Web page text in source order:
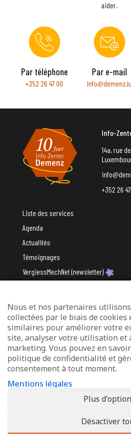
aider.
Par téléphone
+352 26 47 00
Par e-mail
info@demenz.lu
Info-
14a, rue
+352 26
Liste des services
Agenda
Actualités
Témoignages
VergiessMechNet (newsletter)
Avec le soutien du
Mentions légales
Protection des données
Déclaration d’accessibilité
Nous et nos partenaires
collectées par le biais de cookies
similaires pour améliorer votre
site, analyser votre utilisation et
marketing. Vous pouvez en
politique de confidentialité et
consentement à tout moment.
Mentions légales
Plus
Désactiver